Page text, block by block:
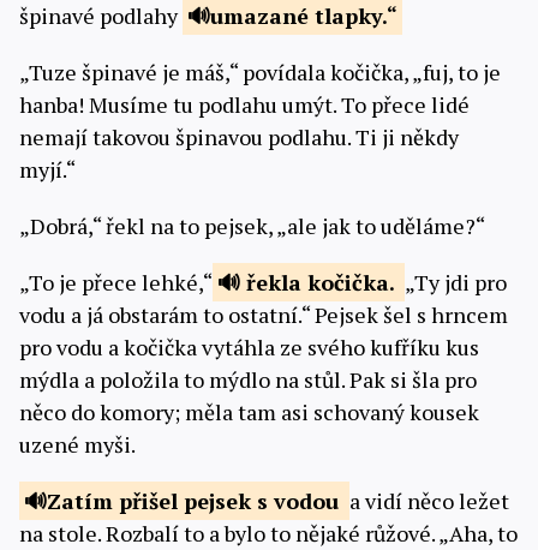
špinavé podlahy
umazané tlapky.“
„Tuze špinavé je máš,“ povídala kočička, „fuj, to je
hanba! Musíme tu podlahu umýt. To přece lidé
nemají takovou špinavou podlahu. Ti ji někdy
myjí.“
„Dobrá,“ řekl na to pejsek, „ale jak to uděláme?“
„To je přece lehké,“
řekla kočička. „Ty jdi pro
vodu a já obstarám to ostatní.“ Pejsek šel s hrncem
pro vodu a kočička vytáhla ze svého kufříku kus
mýdla a položila to mýdlo na stůl. Pak si šla pro
něco do komory; měla tam asi schovaný kousek
uzené myši.
Zatím přišel pejsek s vodou a vidí něco ležet
na stole. Rozbalí to a bylo to nějaké růžové. „Aha, to